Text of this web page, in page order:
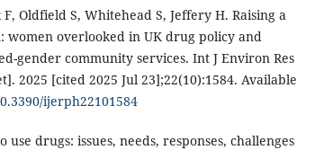
F, Oldfield S, Whitehead S, Jeffery H. Raising a
women overlooked in UK drug policy and
gender community services. Int J Environ Res
2025 [cited 2025 Jul 23];22(10):1584. Available
ijerph22101584
use drugs: issues, needs, responses, challenges